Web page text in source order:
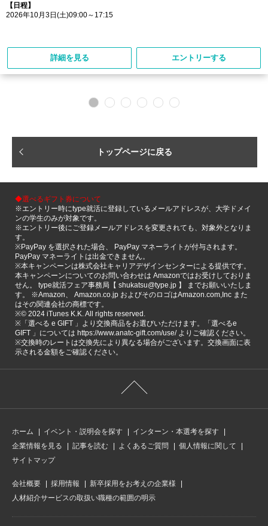
【日程】
2026年10月3日(土)09:00～17:15
詳細を見る エントリーする
トップページに戻る
◆選べるギフト券について
※エントリー時にtype就活に登録しているメールアドレスが、大学ドメイ
ンの学生のみが対象です。
※エントリー後にご登録メールアドレスを変更されても、対象外となりま
す。
※PayPay を選択された場合、 PayPay マネーライトが付与されます。
PayPay マネーライトは出金できません。
※本キャンペーンは株式会社キャリアデザインセンターによる提供です。
本キャンペーンについてのお問い合わせは Amazonではお受けしておりま
せん。 type就活フェア事務局【 shukatsu@type.jp 】 までお願いいたしま
す。 ※Amazon、 Amazon.co.jp およびそのロゴはAmazon.com,Inc また
はその関連会社の商標です。
※©️ 2024 iTunes K.K. All rights reserved.
※「選べる e GIFT 」より交換商品をお選びいただけます。「選べるe
GIFT 」については https://www.anatc-gift.com/use/ よりご確認ください。
※交換時のレートは交換先により異なる場合がございます。交換画面に表
示される金額をご確認ください。
ホーム イベント・説明会を探す
インターン・本選考を探す
企業情報を見る
記事を読む よくあるご質問
個人情報に関して
サイトマップ
会社概要 採用情報
新卒採用をお考えの企業様
人材紹介サービスの取扱い職種の範囲の明示